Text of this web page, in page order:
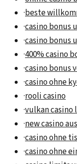
·beste
·casino bonus
·casino bonus
·400% casino
·casino bonus
·casino ohne
·rooli casino
·vulkan casino
·new casino
·casino ohne
·casino ohne